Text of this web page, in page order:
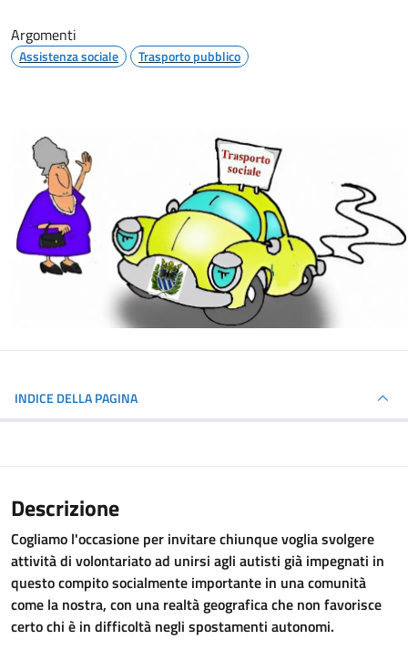
Argomenti
Assistenza sociale Trasporto pubblico
INDICE DELLA PAGINA
Descrizione
Cogliamo l'occasione per invitare chiunque voglia svolgere
attività di volontariato ad unirsi agli autisti già impegnati in
questo compito socialmente importante in una comunità
come la nostra, con una realtà geografica che non favorisce
certo chi è in difficoltà negli spostamenti autonomi.